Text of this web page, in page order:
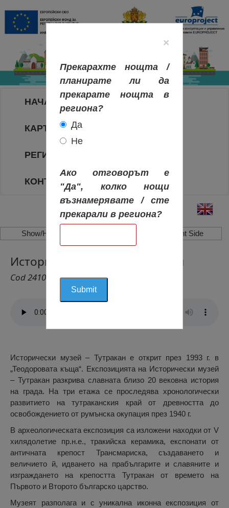
НАЧАЛО
КАРТА НА РЕГИОНИТЕ
РЕГИОНИ
КОНТАКТИ
Show/Hide Left Side Show/Hide Right Side
Исторически музей – Тутракан
Cod 2410
Исторически музей – Тутракан е открит през 1993 г. в
„Теодоровата къща“. Експозицията на Исторически музей
– Тутракан разкрива славната близо 20 вековна история
на града. На три етажа се проследява хронологически
развитието на тутраканския край от древността до
освобождението от румънска окупация през 1940 г.
В археологическата експозиция са изложени находки от V
хилядолетие пр.н.е., тракийска керамика, експонати от
античната крепост Трансмариска, създаването и
величието й, идването на прабългарите и славяните и
изграждането на крепостта Тутракан от времето на
Първото и Второто българско царство.
Музеят разполага и с уникална иконна експозиция от
×
Прекарахте нощта /
планирате ли да
прекарате нощта в
региона?
Да
Не
Ако отговорът е
"Да", колко нощи
възнамерявате / сте
прекарали в региона?